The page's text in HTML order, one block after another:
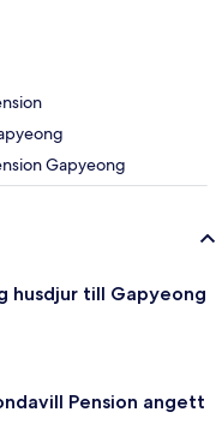
Gapyeong
till Gapyeong
Pension angett